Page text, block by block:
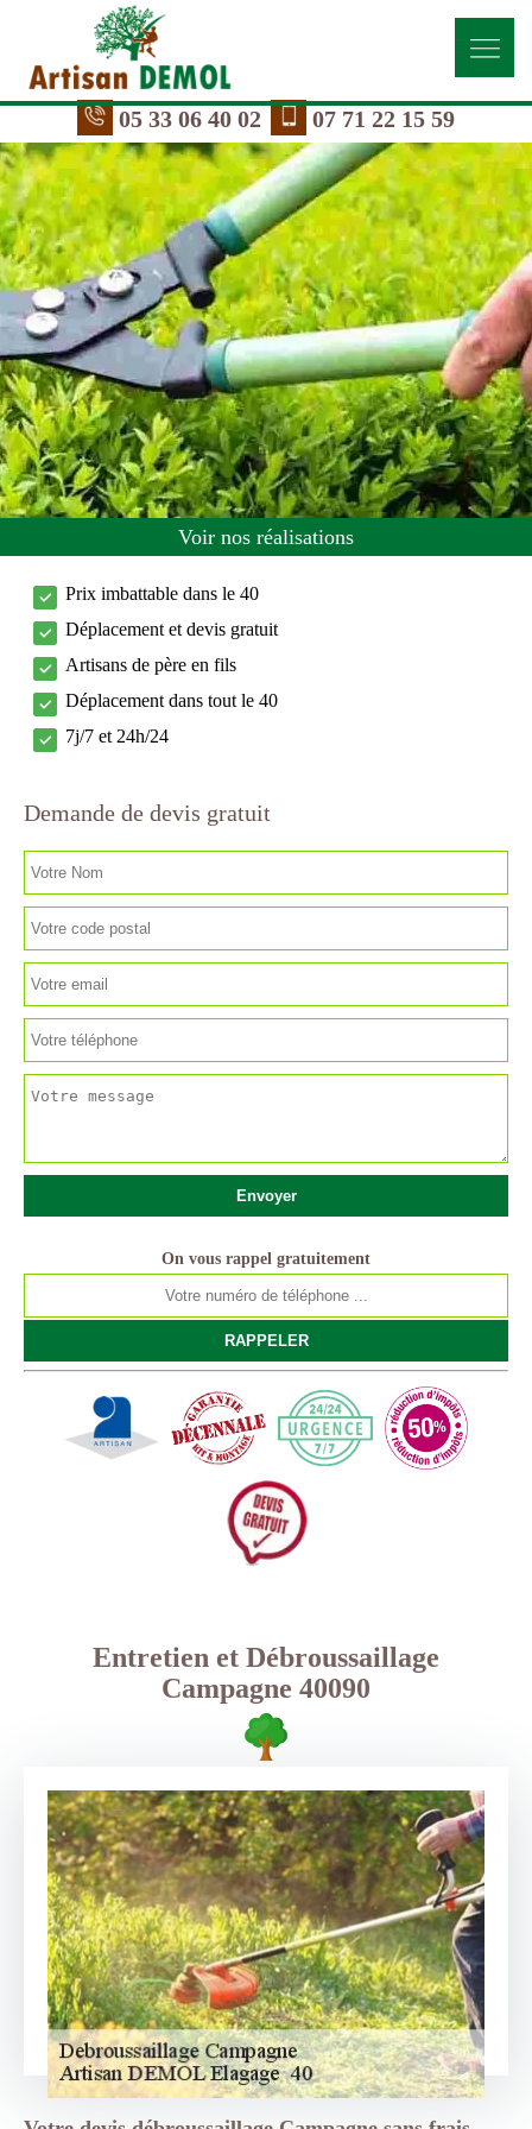
05 33 06 40 02 07 71 22 15 59
Voir nos réalisations
Prix imbattable dans le 40
Déplacement et devis gratuit
Artisans de père en fils
Déplacement dans tout le 40
7j/7 et 24h/24
Demande de devis gratuit
On vous rappel gratuitement
Entretien et Débroussaillage
Campagne 40090